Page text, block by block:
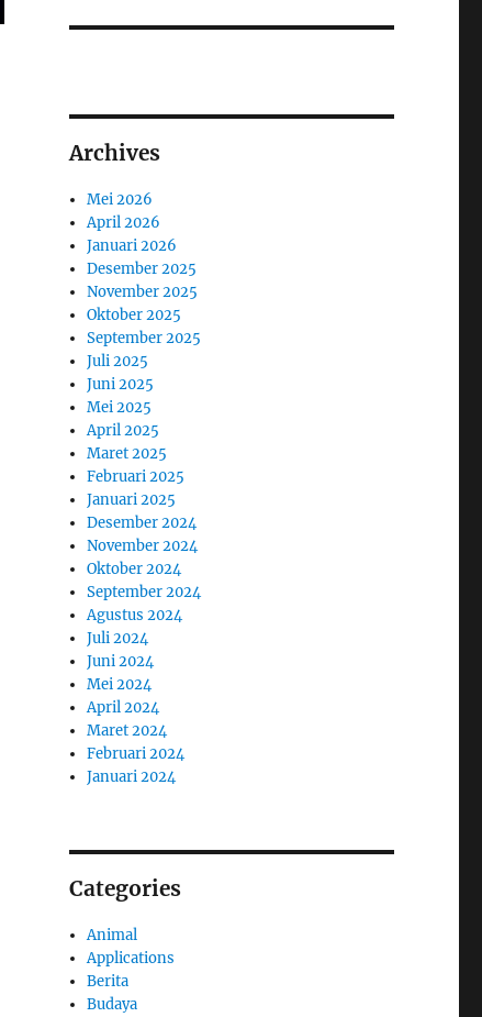
Archives
Mei 2026
April 2026
Januari 2026
Desember 2025
November 2025
Oktober 2025
September 2025
Juli 2025
Juni 2025
Mei 2025
April 2025
Maret 2025
Februari 2025
Januari 2025
Desember 2024
November 2024
Oktober 2024
September 2024
Agustus 2024
Juli 2024
Juni 2024
Mei 2024
April 2024
Maret 2024
Februari 2024
Januari 2024
Categories
Animal
Applications
Berita
Budaya